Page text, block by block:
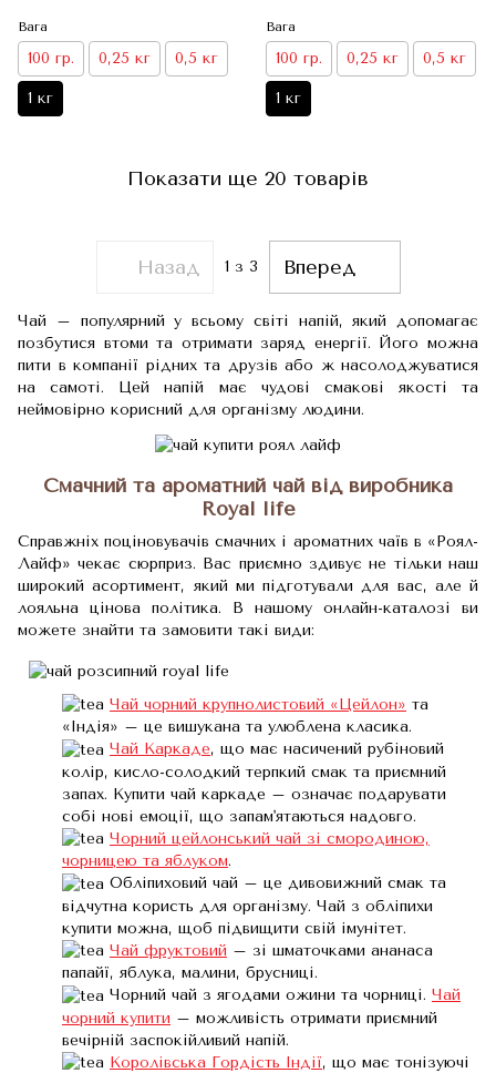
Вага
100 гр. 0,25 кг 0,5 кг
1 кг
Вага
100 гр. 0,25 кг 0,5 кг
1 кг
Показати ще 20 товарів
Назад 1 з 3 Вперед
Чай – популярний у всьому світі напій, який допомагає
позбутися втоми та отримати заряд енергії. Його можна
пити в компанії рідних та друзів або ж насолоджуватися
на самоті. Цей напій має чудові смакові якості та
неймовірно корисний для організму людини.
Смачний та ароматний чай від виробника
Royal life
Справжніх поціновувачів смачних і ароматних чаїв в «Роял-
Лайф» чекає сюрприз. Вас приємно здивує не тільки наш
широкий асортимент, який ми підготували для вас, але й
лояльна цінова політика. В нашому онлайн-каталозі ви
можете знайти та замовити такі види:
Чай чорний крупнолистовий «Цейлон» та
«Індія» – це вишукана та улюблена класика.
Чай Каркаде, що має насичений рубіновий
колір, кисло-солодкий терпкий смак та приємний
запах. Купити чай каркаде – означає подарувати
собі нові емоції, що запам'ятаються надовго.
Чорний цейлонський чай зі смородиною,
чорницею та яблуком.
Обліпиховий чай – це дивовижний смак та
відчутна користь для організму. Чай з обліпихи
купити можна, щоб підвищити свій імунітет.
Чай фруктовий – зі шматочками ананаса
папайї, яблука, малини, брусниці.
Чорний чай з ягодами ожини та чорниці. Чай
чорний купити – можливість отримати приємний
вечірній заспокійливий напій.
Королівська Гордість Індії, що має тонізуючі